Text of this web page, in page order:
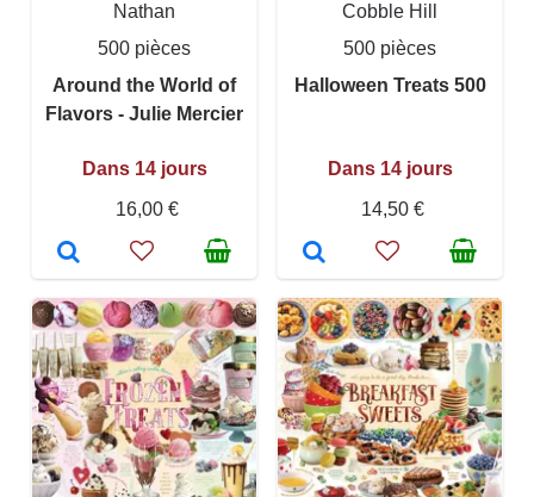
Nathan
500 pièces
Around the World of
Flavors - Julie Mercier
Dans 14 jours
16,00 €
Cobble Hill
500 pièces
Halloween Treats 500
Dans 14 jours
14,50 €